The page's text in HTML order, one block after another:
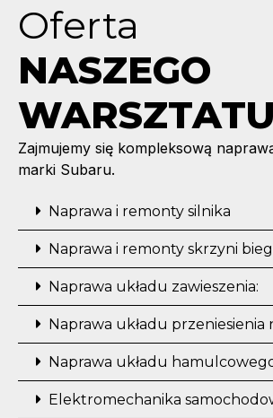
Oferta
NASZEGO
WARSZTATU
Zajmujemy się kompleksową
marki Subaru.
Naprawa i remonty silnika
Naprawa i remonty skrzyni
Naprawa układu zawieszenia:
Naprawa układu przeniesienia
Naprawa układu
Elektromechanika